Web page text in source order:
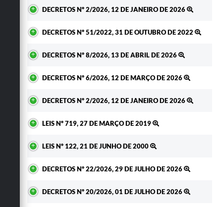
DECRETOS Nº 2/2026, 12 DE JANEIRO DE 2026
DECRETOS Nº 51/2022, 31 DE OUTUBRO DE 2022
DECRETOS Nº 8/2026, 13 DE ABRIL DE 2026
DECRETOS Nº 6/2026, 12 DE MARÇO DE 2026
DECRETOS Nº 2/2026, 12 DE JANEIRO DE 2026
LEIS Nº 719, 27 DE MARÇO DE 2019
LEIS Nº 122, 21 DE JUNHO DE 2000
DECRETOS Nº 22/2026, 29 DE JULHO DE 2026
DECRETOS Nº 20/2026, 01 DE JULHO DE 2026